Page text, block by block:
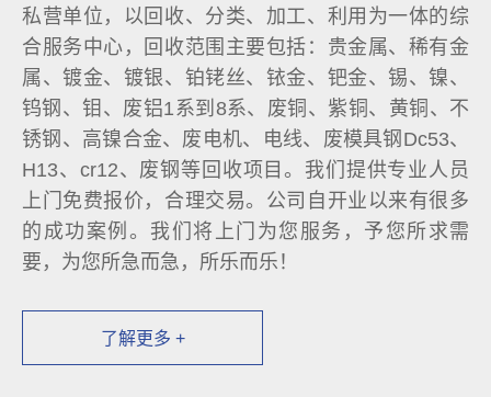
私营单位，以回收、分类、加工、利用为一体的综
合服务中心，回收范围主要包括：贵金属、稀有金
属、镀金、镀银、铂铑丝、铱金、钯金、锡、镍、
钨钢、钼、废铝1系到8系、废铜、紫铜、黄铜、不
锈钢、高镍合金、废电机、电线、废模具钢Dc53、
H13、cr12、废钢等回收项目。我们提供专业人员
上门免费报价，合理交易。公司自开业以来有很多
的成功案例。我们将上门为您服务，予您所求需
要，为您所急而急，所乐而乐！
了解更多 +